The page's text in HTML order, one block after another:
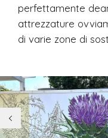
perfettamente
attrezzature
di varie zone di